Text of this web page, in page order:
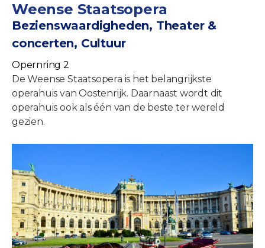
Weense Staatsopera
Bezienswaardigheden, Theater &
concerten, Cultuur
Opernring 2
De Weense Staatsopera is het belangrijkste
operahuis van Oostenrijk. Daarnaast wordt dit
operahuis ook als één van de beste ter wereld
gezien.